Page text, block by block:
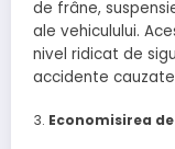
de frâne,
ale vehiculului.
nivel ridicat de
accidente
Economisirea